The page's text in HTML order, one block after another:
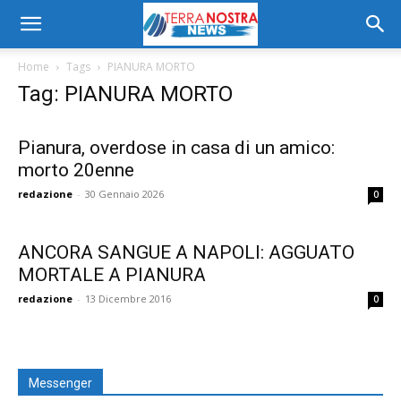
Home Tags PIANURA MORTO
Tag: PIANURA MORTO
Pianura, overdose in casa di un amico:
morto 20enne
redazione - 30 Gennaio 2026 0
ANCORA SANGUE A NAPOLI: AGGUATO
MORTALE A PIANURA
redazione - 13 Dicembre 2016 0
Messenger